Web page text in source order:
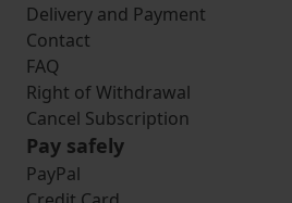
Delivery and Payment
Contact
FAQ
Right of Withdrawal
Cancel Subscription
Pay safely
PayPal